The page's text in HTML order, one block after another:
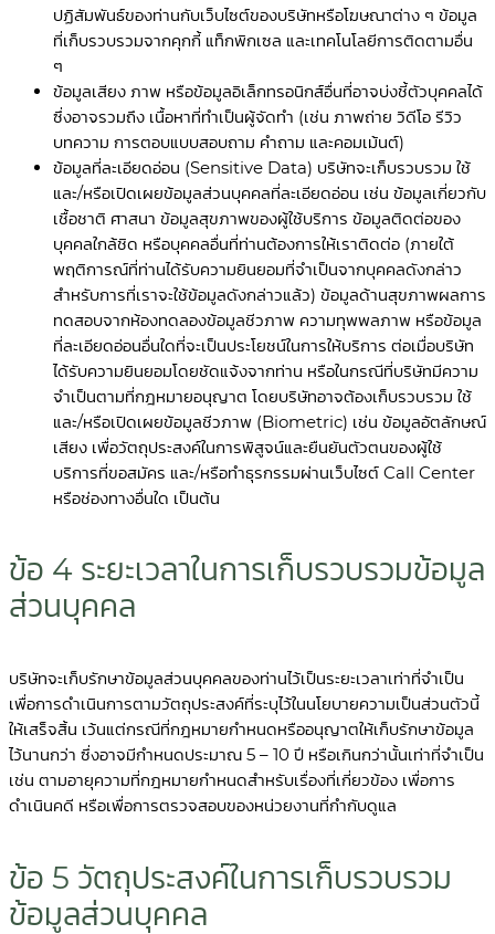
ปฏิสัมพันธ์ของท่านกับเว็บไซต์ของบริษัทหรือโฆษณาต่าง ๆ ข้อมูล
ที่เก็บรวบรวมจากคุกกี้ แท็กพิกเซล และเทคโนโลยีการติดตามอื่น
ๆ
ข้อมูลเสียง ภาพ หรือข้อมูลอิเล็กทรอนิกส์อื่นที่อาจบ่งชี้ตัวบุคคลได้
ซึ่งอาจรวมถึง เนื้อหาที่ทำเป็นผู้จัดทำ (เช่น ภาพถ่าย วิดีโอ รีวิว
บทความ การตอบแบบสอบถาม คำถาม และคอมเม้นต์)
ข้อมูลที่ละเอียดอ่อน (Sensitive Data) บริษัทจะเก็บรวบรวม ใช้
และ/หรือเปิดเผยข้อมูลส่วนบุคคลที่ละเอียดอ่อน เช่น ข้อมูลเกี่ยวกับ
เชื้อชาติ ศาสนา ข้อมูลสุขภาพของผู้ใช้บริการ ข้อมูลติดต่อของ
บุคคลใกล้ชิด หรือบุคคลอื่นที่ท่านต้องการให้เราติดต่อ (ภายใต้
พฤติการณ์ที่ท่านได้รับความยินยอมที่จำเป็นจากบุคคลดังกล่าว
สำหรับการที่เราจะใช้ข้อมูลดังกล่าวแล้ว) ข้อมูลด้านสุขภาพผลการ
ทดสอบจากห้องทดลองข้อมูลชีวภาพ ความทุพพลภาพ หรือข้อมูล
ที่ละเอียดอ่อนอื่นใดที่จะเป็นประโยชน์ในการให้บริการ ต่อเมื่อบริษัท
ได้รับความยินยอมโดยชัดแจ้งจากท่าน หรือในกรณีที่บริษัทมีความ
จำเป็นตามที่กฎหมายอนุญาต โดยบริษัทอาจต้องเก็บรวบรวม ใช้
และ/หรือเปิดเผยข้อมูลชีวภาพ (Biometric) เช่น ข้อมูลอัตลักษณ์
เสียง เพื่อวัตถุประสงค์ในการพิสูจน์และยืนยันตัวตนของผู้ใช้
บริการที่ขอสมัคร และ/หรือทำธุรกรรมผ่านเว็บไซต์ Call Center
หรือช่องทางอื่นใด เป็นต้น
ข้อ 4 ระยะเวลาในการเก็บรวบรวมข้อมูล
ส่วนบุคคล
บริษัทจะเก็บรักษาข้อมูลส่วนบุคคลของท่านไว้เป็นระยะเวลาเท่าที่จำเป็น
เพื่อการดำเนินการตามวัตถุประสงค์ที่ระบุไว้ในนโยบายความเป็นส่วนตัวนี้
ให้เสร็จสิ้น เว้นแต่กรณีที่กฎหมายกำหนดหรืออนุญาตให้เก็บรักษาข้อมูล
ไว้นานกว่า ซึ่งอาจมีกำหนดประมาณ 5 – 10 ปี หรือเกินกว่านั้นเท่าที่จำเป็น
เช่น ตามอายุความที่กฎหมายกำหนดสำหรับเรื่องที่เกี่ยวข้อง เพื่อการ
ดำเนินคดี หรือเพื่อการตรวจสอบของหน่วยงานที่กำกับดูแล
ข้อ 5 วัตถุประสงค์ในการเก็บรวบรวม
ข้อมูลส่วนบุคคล